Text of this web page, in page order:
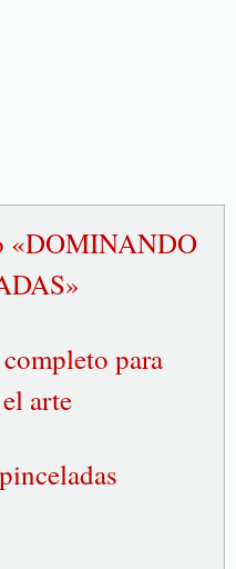
«DOMINANDO
para
arte